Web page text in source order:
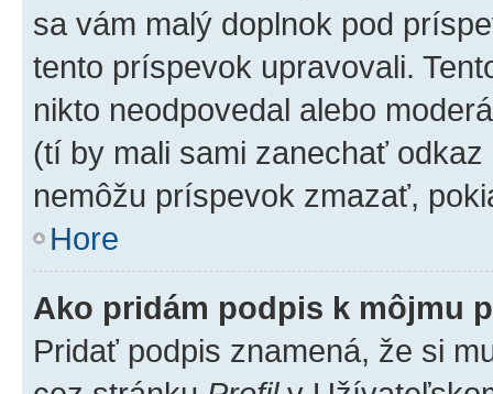
sa vám malý doplnok pod
tento príspevok upravovali.
nikto neodpovedal alebo
(tí by mali sami zanechať
nemôžu príspevok zmazať,
Hore
Ako pridám podpis k môjmu
Pridať podpis znamená, že si